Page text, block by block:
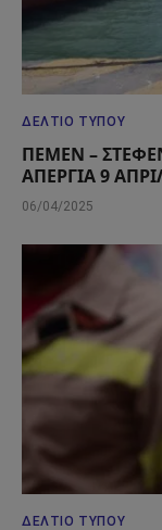
ΔΕΛΤΊΟ ΤΎΠΟΥ
ΠΕΜΕΝ –
ΑΠΕΡΓΙΑ 9
06/04/2025
ΔΕΛΤΊΟ ΤΎΠΟΥ